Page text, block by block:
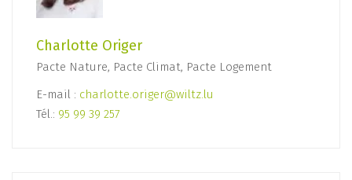
Charlotte Origer
Pacte Nature, Pacte Climat, Pacte Logement
E-mail : charlotte.origer@wiltz.lu
Tél.: 95 99 39 257